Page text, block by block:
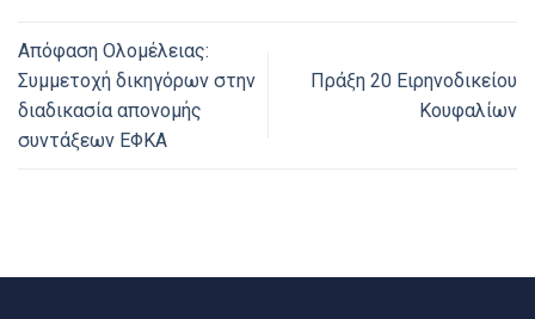
Απόφαση Ολομέλειας:
Συμμετοχή δικηγόρων στην
διαδικασία απονομής
συντάξεων ΕΦΚΑ
Πράξη 20 Ειρηνοδικείου
Κουφαλίων